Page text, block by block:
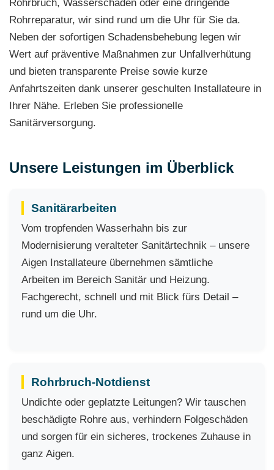
Rohrbruch, Wasserschaden oder eine dringende
Rohrreparatur, wir sind rund um die Uhr für Sie da.
Neben der sofortigen Schadensbehebung legen wir
Wert auf präventive Maßnahmen zur Unfallverhütung
und bieten transparente Preise sowie kurze
Anfahrtszeiten dank unserer geschulten Installateure in
Ihrer Nähe. Erleben Sie professionelle
Sanitärversorgung.
Unsere Leistungen im Überblick
Sanitärarbeiten
Vom tropfenden Wasserhahn bis zur
Modernisierung veralteter Sanitärtechnik – unsere
Aigen Installateure übernehmen sämtliche
Arbeiten im Bereich Sanitär und Heizung.
Fachgerecht, schnell und mit Blick fürs Detail –
rund um die Uhr.
Rohrbruch-Notdienst
Undichte oder geplatzte Leitungen? Wir tauschen
beschädigte Rohre aus, verhindern Folgeschäden
und sorgen für ein sicheres, trockenes Zuhause in
ganz Aigen.